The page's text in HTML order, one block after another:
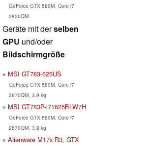
GeForce GTX 580M, Core i7
2820QM
Geräte mit derselben
GPU und/oder
Bildschirmgröße
MSI GT783-625US
GeForce GTX 580M, Core i7
2670QM, 3.9 kg
MSI GT783P-i71625BLW7H
GeForce GTX 580M, Core i7
2670QM, 3.8 kg
Alienware M17x R3, GTX